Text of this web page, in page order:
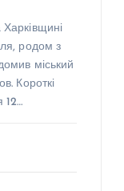
родом з
міський
Короткі
12…